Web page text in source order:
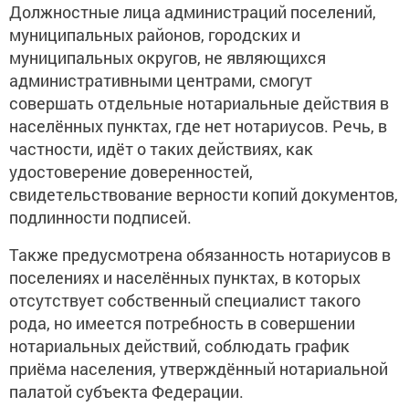
Должностные лица администраций поселений,
муниципальных районов, городских и
муниципальных округов, не являющихся
административными центрами, смогут
совершать отдельные нотариальные действия в
населённых пунктах, где нет нотариусов. Речь, в
частности, идёт о таких действиях, как
удостоверение доверенностей,
свидетельствование верности копий документов,
подлинности подписей.
Также предусмотрена обязанность нотариусов в
поселениях и населённых пунктах, в которых
отсутствует собственный специалист такого
рода, но имеется потребность в совершении
нотариальных действий, соблюдать график
приёма населения, утверждённый нотариальной
палатой субъекта Федерации.